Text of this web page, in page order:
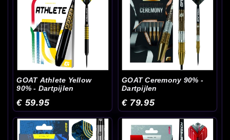
GOAT Athlete Yellow
90% - Dartpijlen
€ 59.95
GOAT Ceremony 90% -
Dartpijlen
€ 79.95